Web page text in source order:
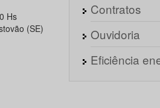
Hs
(SE)
Contratos
Ouvidoria
Eficiência